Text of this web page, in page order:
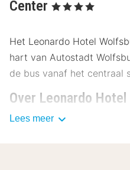
Center , 4 Sterren
Het Leonardo Hotel
hart van Autostadt
de bus vanaf het centraal
Over Leonardo
Het Leonardo Hotel
Lees meer